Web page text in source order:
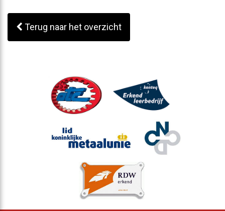
Terug naar het overzicht